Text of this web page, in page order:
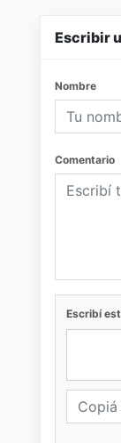
Escribir
Nombre
Comentario
Escribí